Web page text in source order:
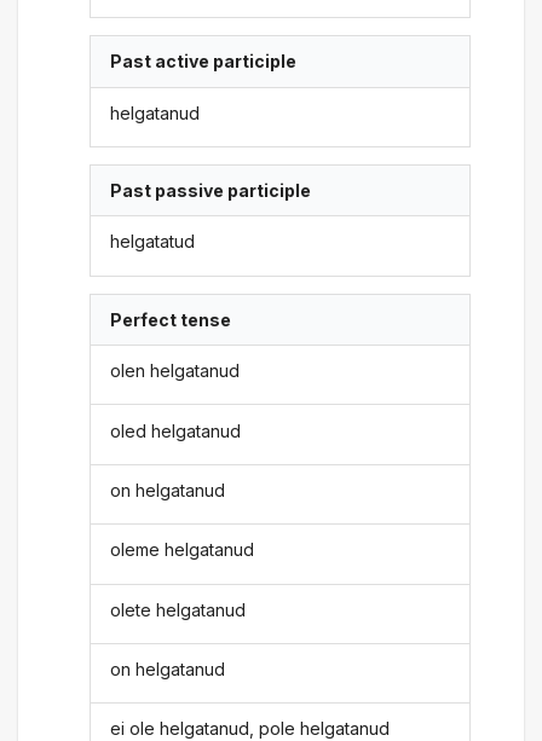
Past active participle
helgatanud
Past passive participle
helgatatud
Perfect tense
olen helgatanud
oled helgatanud
on helgatanud
oleme helgatanud
olete helgatanud
on helgatanud
ei ole helgatanud, pole helgatanud